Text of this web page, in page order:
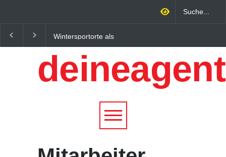
Wintersportorte als
Wirtschaftsfaktor: Wie
Alpenregionen von
Qualitätstourismus
profitieren
digitalen Zeitalter:
Unternehmen
wachsen lässt